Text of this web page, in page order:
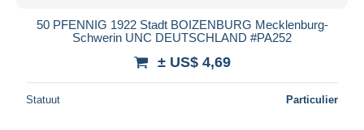
50 PFENNIG 1922 Stadt BOIZENBURG Mecklenburg-
Schwerin UNC DEUTSCHLAND #PA252
± US$ 4,69
Statuut Particulier